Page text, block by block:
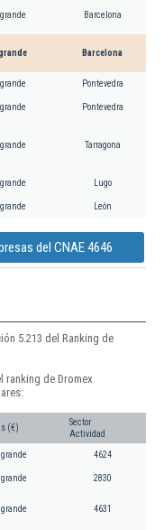
grande Barcelona
Barcelona
grande Pontevedra
grande Pontevedra
grande Tarragona
grande Lugo
grande León
del CNAE 4646
5.213 del Ranking de
de Dromex
(€)
Sector
Actividad
grande 4624
grande 2830
grande 4631